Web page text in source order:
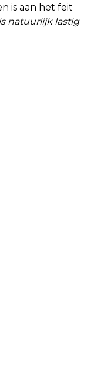
is aan het feit
natuurlijk lastig